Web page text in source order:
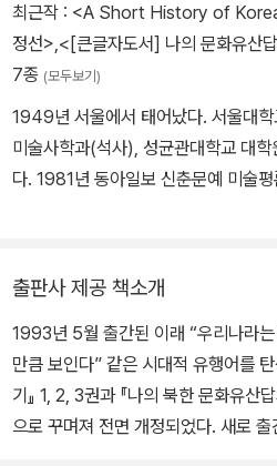
최근작 : <A Short History of
정선>,<[큰글자도서] 나의 문화유산
7종 (모두보기)
1949년 서울에서 태어났다. 서울대
미술사학과(석사), 성균관대학교 대
다. 1981년 동아일보 신춘문예 미술
사회 대표를 맡았다. 영남대학교 교수
및 문화예술 대학원장과 석좌교수, 문
중앙박물관 관장으로 있다. 미술사 저
사》, 《외국인을 위한 한국미술사》, 《안
《유홍준의 한국미술사 강의》(전 6권),
출판사 제공 책소개
1993년 5월 출간된 이래 “우리나라
만큼 보인다” 같은 시대적 유행어를
기』 1, 2, 3권과 『나의 북한 문화유산
으로 꾸며져 전면 개정되었다. 새로